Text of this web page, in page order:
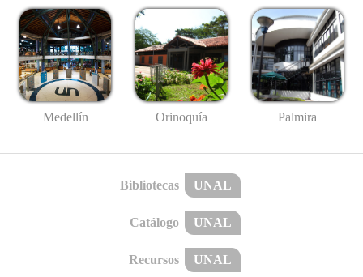
Medellín Orinoquía Palmira
Bibliotecas UNAL
Catálogo UNAL
Recursos UNAL